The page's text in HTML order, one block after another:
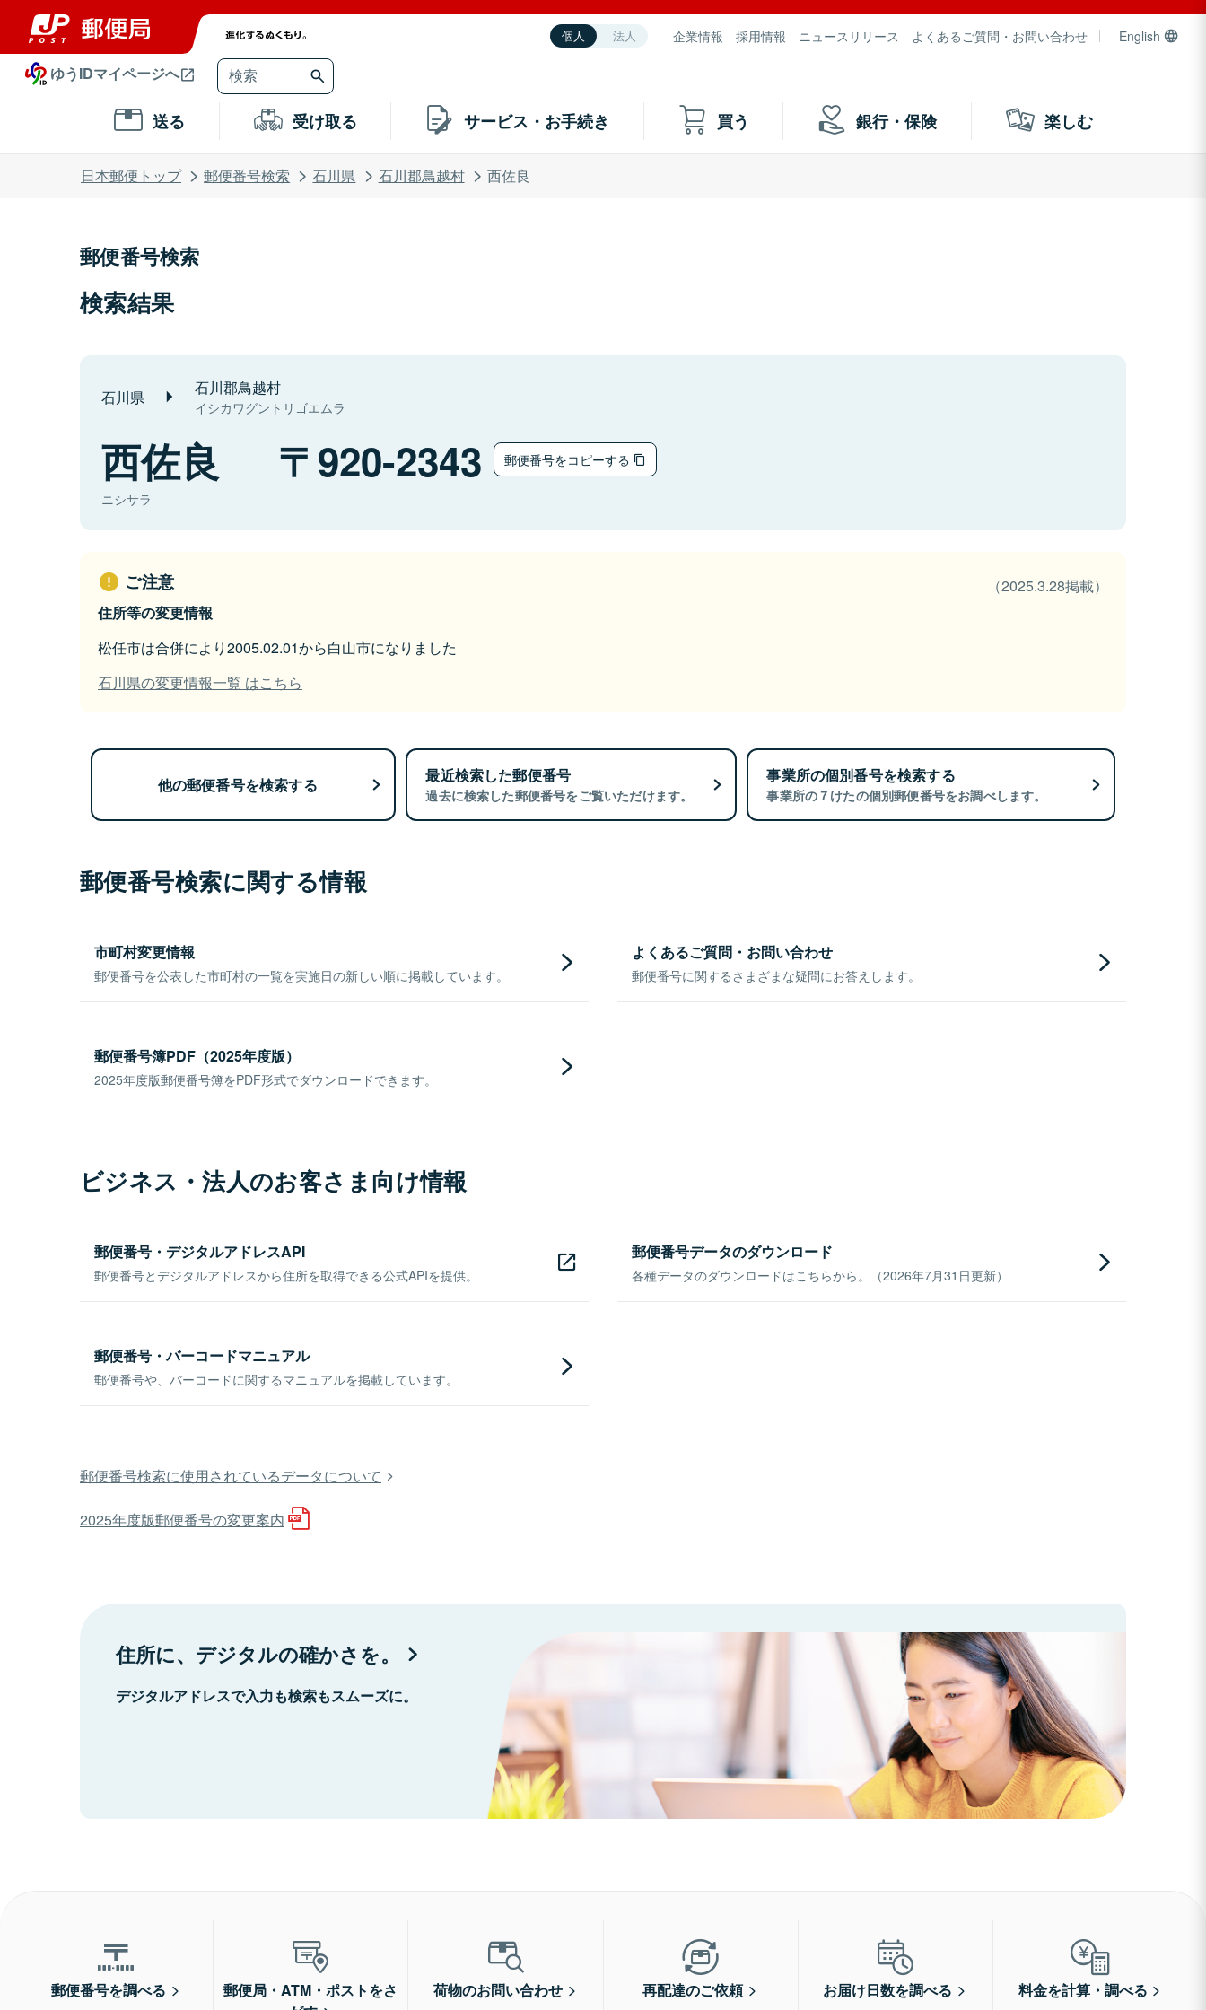
個人 法人 企業情報 採用情報 ニュースリリース よくあるご質問・お問い合わせ English
ゆうIDマイページへ
送る 受け取る サービス・お手続き 買う 銀行・保険 楽しむ
日本郵便トップ 郵便番号検索 石川県 石川郡鳥越村 西佐良
郵便番号検索
検索結果
石川県 石川郡鳥越村
イシカワグントリゴエムラ
西佐良
ニシサラ
920-2343 郵便番号をコピーする
ご注意
（2025.3.28掲載）
住所等の変更情報
松任市は合併により2005.02.01から白山市になりました
石川県の変更情報一覧 はこちら
他の郵便番号を検索する 最近検索した郵便番号
過去に検索した郵便番号をご覧いただけます。
事業所の個別番号を検索する
事業所の７けたの個別郵便番号をお調べします。
郵便番号検索に関する情報
市町村変更情報
郵便番号を公表した市町村の一覧を実施日の新しい順に掲載しています。
よくあるご質問・お問い合わせ
郵便番号に関するさまざまな疑問にお答えします。
郵便番号簿PDF（2025年度版）
2025年度版郵便番号簿をPDF形式でダウンロードできます。
ビジネス・法人のお客さま向け情報
郵便番号・デジタルアドレスAPI
郵便番号とデジタルアドレスから住所を取得できる公式APIを提供。
郵便番号データのダウンロード
各種データのダウンロードはこちらから。（2026年7月31日更新）
郵便番号・バーコードマニュアル
郵便番号や、バーコードに関するマニュアルを掲載しています。
郵便番号検索に使用されているデータについて
2025年度版郵便番号の変更案内
住所に、デジタルの確かさを。
デジタルアドレスで入力も検索もスムーズに。
郵便番号を調べる
郵便局・ATM・ポストをさ
荷物のお問い合わせ 再配達のご依頼 お届け日数を調べる 料金を計算・調べる